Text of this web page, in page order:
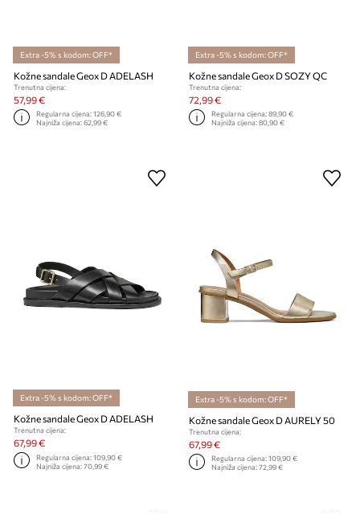
Extra -5% s kodom: OFF*
Kožne sandale Geox D ADELASH
Trenutna cijena:
57,99 €
Regularna cijena:126,90 €
Najniža cijena:62,99 €
Extra -5% s kodom: OFF*
Kožne sandale Geox D SOZY QC
Trenutna cijena:
72,99 €
Regularna cijena:89,90 €
Najniža cijena:80,90 €
Extra -5% s kodom: OFF*
Kožne sandale Geox D ADELASH
Trenutna cijena:
67,99 €
Regularna cijena:109,90 €
Najniža cijena:70,99 €
Extra -5% s kodom: OFF*
Kožne sandale Geox D AURELY 50
Trenutna cijena:
67,99 €
Regularna cijena:109,90 €
Najniža cijena:72,99 €